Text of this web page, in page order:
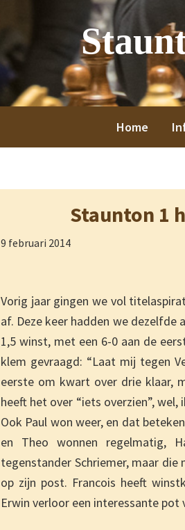
Home
Staunton 1
9 februari 2014
Vorig jaar gingen we vol
af. Deze keer hadden we dezelfde
1,5 winst, met een 6-0 aan de
klem gevraagd: “Laat mij tegen
eerste om kwart over drie klaar,
heeft het over “iets overzien”,
Ook Paul won weer, en dat
en Theo wonnen regelmatig,
tegenstander Schriemer, maar
op zijn post. Francois heeft
Erwin verloor een interessante pot